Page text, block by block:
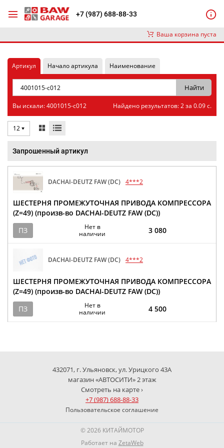
+7 (987) 688-88-33
Ваша корзина пуста
Артикул Начало артикула Наименование
Вы искали: 4001015-c012 Найдено результатов: 2 за 0.09 с.
12
Запрошенный артикул
DACHAI-DEUTZ FAW (DC) 4***2
ШЕСТЕРНЯ ПРОМЕЖУТОЧНАЯ ПРИВОДА КОМПРЕССОРА
(Z=49) (произв-во DACHAI-DEUTZ FAW (DC))
ПЗ
Нет в
наличии
3 080
DACHAI-DEUTZ FAW (DC) 4***2
ШЕСТЕРНЯ ПРОМЕЖУТОЧНАЯ ПРИВОДА КОМПРЕССОРА
(Z=49) (произв-во DACHAI-DEUTZ FAW (DC))
ПЗ
Нет в
наличии
4 500
432071, г. Ульяновск, ул. Урицкого 43А
магазин «АВТОСИТИ» 2 этаж
Смотреть на карте ›
+7 (987) 688-88-33
Пользовательское соглашение
© 2026 КИТАЙМОТОР
Работает на ZetaWeb